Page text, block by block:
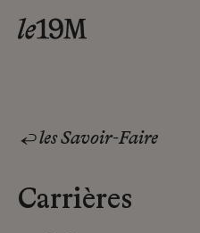
les Savoir-Faire
Carrières